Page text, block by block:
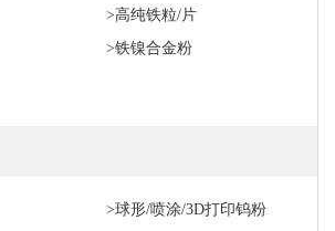
>高纯铁粒/片
>铁镍合金粉
>球形/喷涂/3D打印钨粉